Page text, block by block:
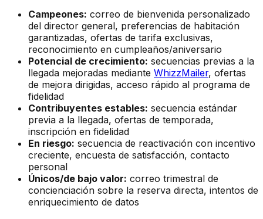
Campeones: correo de bienvenida personalizado
del director general, preferencias de habitación
garantizadas, ofertas de tarifa exclusivas,
reconocimiento en cumpleaños/aniversario
Potencial de crecimiento: secuencias previas a la
llegada mejoradas mediante WhizzMailer, ofertas
de mejora dirigidas, acceso rápido al programa de
fidelidad
Contribuyentes estables: secuencia estándar
previa a la llegada, ofertas de temporada,
inscripción en fidelidad
En riesgo: secuencia de reactivación con incentivo
creciente, encuesta de satisfacción, contacto
personal
Únicos/de bajo valor: correo trimestral de
concienciación sobre la reserva directa, intentos de
enriquecimiento de datos